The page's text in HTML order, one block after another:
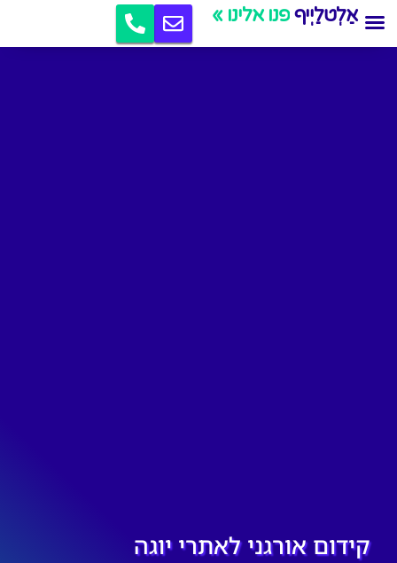
אַלְטלַיְיף
קידום אורגני לאתרי יוגה